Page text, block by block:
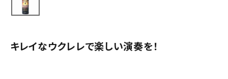
キレイなウクレレで楽しい演奏を！